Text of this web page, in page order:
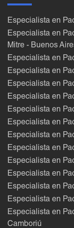
Especialista en
Especialista en
Mitre - Buenos
Especialista en
Especialista en
Especialista en
Especialista en
Especialista en
Especialista en
Especialista en
Especialista en
Especialista en
Especialista en
Especialista en
Especialista en
Especialista en
Camboriú